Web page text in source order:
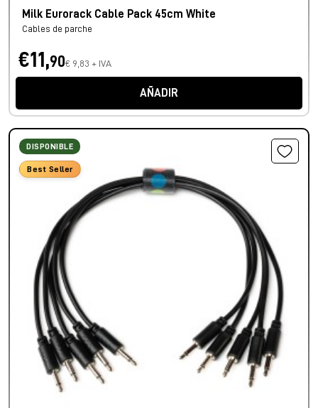
Milk Eurorack Cable Pack 45cm White
Cables de parche
€11,90€ 9,83 + IVA
AÑADIR
DISPONIBLE
Best Seller